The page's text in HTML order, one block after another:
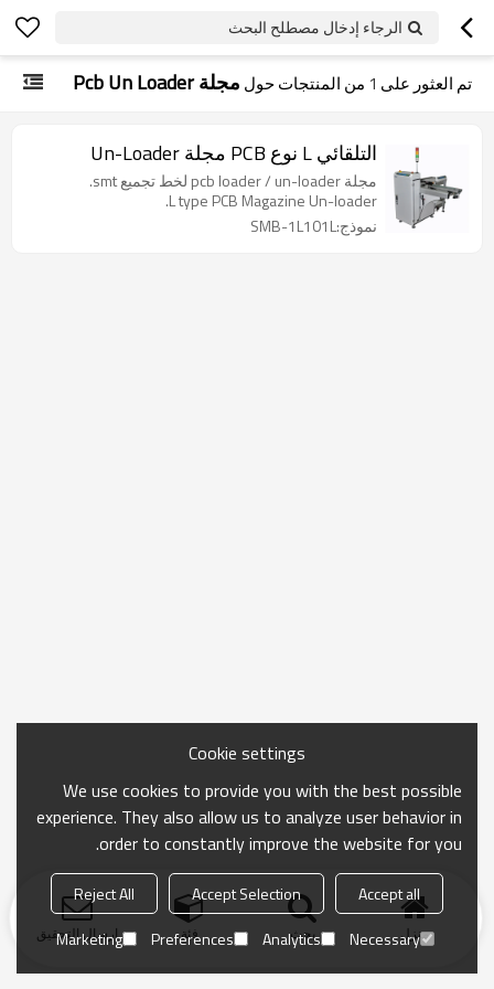
الرجاء إدخال مصطلح البحث
تم العثور على 1 من المنتجات حول مجلة Pcb Un Loader
التلقائي L نوع PCB مجلة Un-Loader
مجلة pcb loader / un-loader لخط تجميع smt.
L type PCB Magazine Un-loader.
نموذج:SMB-1L101L
منزل بحث فئة ارسال التحقيق
Cookie settings
We use cookies to provide you with the best possible
experience. They also allow us to analyze user behavior in
order to constantly improve the website for you.
Accept all
Accept Selection
Reject All
Necessary
Analytics
Preferences
Marketing